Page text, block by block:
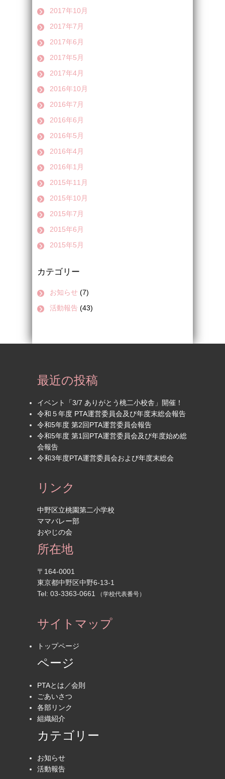
2017年10月
2017年7月
2017年6月
2017年5月
2017年4月
2016年10月
2016年7月
2016年6月
2016年5月
2016年4月
2016年1月
2015年11月
2015年10月
2015年7月
2015年6月
2015年5月
カテゴリー
お知らせ (7)
活動報告 (43)
最近の投稿
イベント「3/7 ありがとう桃二小校舎」開催！
令和５年度 PTA運営委員会及び年度末総会報告
令和5年度 第2回PTA運営委員会報告
令和5年度 第1回PTA運営委員会及び年度始め総
会報告
令和3年度PTA運営委員会および年度末総会
リンク
中野区立桃園第二小学校
ママバレー部
おやじの会
所在地
〒164-0001
東京都中野区中野6-13-1
Tel: 03-3363-0661 （学校代表番号）
サイトマップ
トップページ
ページ
PTAとは／会則
ごあいさつ
各部リンク
組織紹介
カテゴリー
お知らせ
活動報告